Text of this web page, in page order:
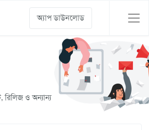
অ্যাপ ডাউনলোড
ও অন্যান্য